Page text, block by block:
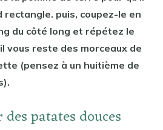
puis, coupez-le en
du côté long et répétez le
vous reste des morceaux de
(pensez à un huitième de
patates douces